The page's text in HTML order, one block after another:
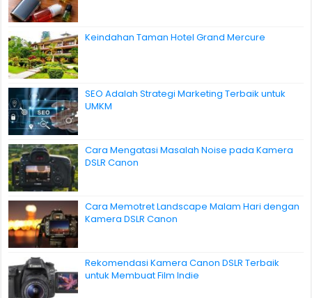
Keindahan Taman Hotel Grand Mercure
SEO Adalah Strategi Marketing Terbaik untuk
UMKM
Cara Mengatasi Masalah Noise pada Kamera
DSLR Canon
Cara Memotret Landscape Malam Hari dengan
Kamera DSLR Canon
Rekomendasi Kamera Canon DSLR Terbaik
untuk Membuat Film Indie